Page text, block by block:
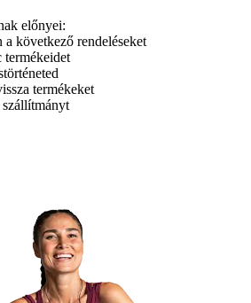
előnyei:
következő rendeléseket
termékeidet
termékeket